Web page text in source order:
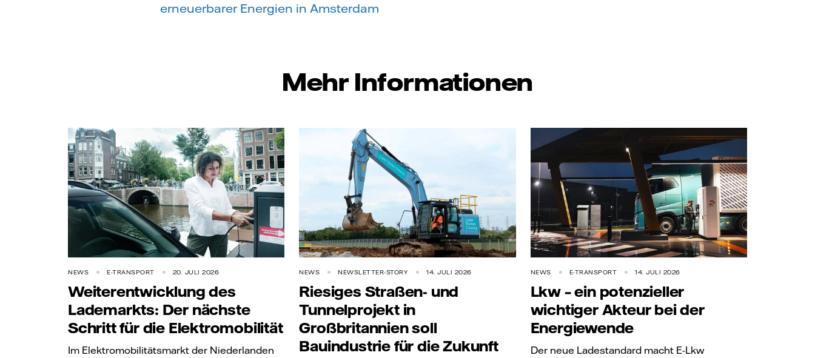
erneuerbarer Energien in Amsterdam
Mehr Informationen
NEWS E-TRANSPORT 20. JULI 2026
Weiterentwicklung des
Lademarkts: Der nächste
Schritt für die Elektromobilität
Im Elektromobilitätsmarkt der Niederlanden
NEWS NEWSLETTER-STORY 14. JULI 2026
Riesiges Straßen- und
Tunnelprojekt in
Großbritannien soll
Bauindustrie für die Zukunft
NEWS E-TRANSPORT 14. JULI 2026
Lkw – ein potenzieller
wichtiger Akteur bei der
Energiewende
Der neue Ladestandard macht E-Lkw